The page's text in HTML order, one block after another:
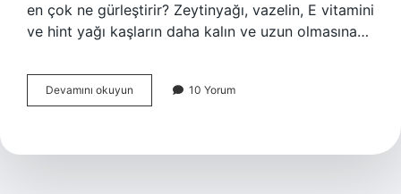
en çok ne gürleştirir? Zeytinyağı, vazelin, E vitamini
ve hint yağı kaşların daha kalın ve uzun olmasına…
Devamını okuyun
Kaşa
10 Yorum